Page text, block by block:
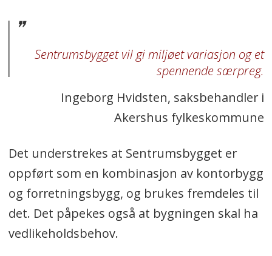
Sentrumsbygget vil gi miljøet variasjon og et
spennende særpreg.
Ingeborg Hvidsten, saksbehandler i
Akershus fylkeskommune
Det understrekes at Sentrumsbygget er
oppført som en kombinasjon av kontorbygg
og forretningsbygg, og brukes fremdeles til
det. Det påpekes også at bygningen skal ha
vedlikeholdsbehov.